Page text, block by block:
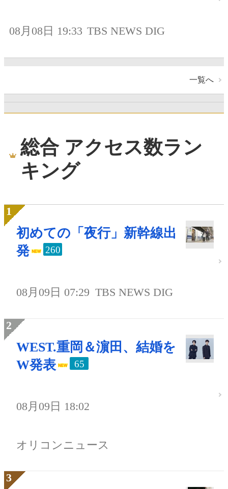
08月08日 19:33 TBS NEWS DIG
一覧へ
総合 アクセス数ラン
キング
初めての「夜行」新幹線出
発
260
08月09日 07:29 TBS NEWS DIG
WEST.重岡＆濵田、結婚を
W発表
65
08月09日 18:02
オリコンニュース